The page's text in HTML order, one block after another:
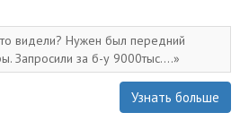
видели? Нужен был передний
Запросили за б-у 9000тыс....
Узнать больше